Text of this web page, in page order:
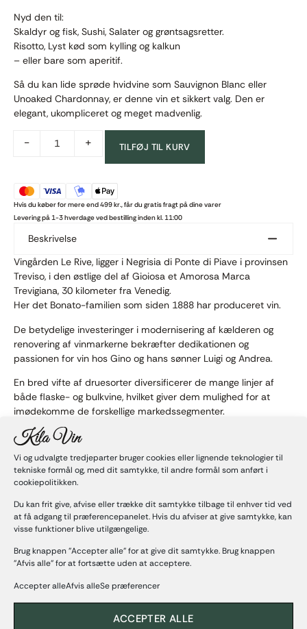
Vi og udvalgte tredjeparter bruger cookies eller lignende teknologier til
tekniske formål og, med dit samtykke, til andre formål som anført i
cookiepolitikken.
Du kan frit give, afvise eller trække dit samtykke tilbage til enhver tid ved
at få adgang til præferencepanelet. Hvis du afviser at give samtykke, kan
visse funktioner blive utilgængelige.
Brug knappen "Accepter alle" for at give dit samtykke. Brug knappen
"Afvis alle" for at fortsætte uden at acceptere.
Accepter alleAfvis alleSe præferencer
ACCEPTER ALLE
Nyd den til:
Skaldyr og fisk, Sushi, Salater og grøntsagsretter.
Risotto, Lyst kød som kylling og kalkun
– eller bare som aperitif.
Så du kan lide sprøde hvidvine som Sauvignon Blanc eller
Unoaked Chardonnay, er denne vin et sikkert valg. Den er
elegant, ukompliceret og meget madvenlig.
- + TILFØJ TIL KURV
Hvis du køber for mere end 499 kr., får du gratis fragt på dine varer
Levering på 1-3 hverdage ved bestilling inden kl. 11:00
Beskrivelse
Vingården Le Rive, ligger i Negrisia di Ponte di Piave i provinsen
Treviso, i den østlige del af Gioiosa et Amorosa Marca
Trevigiana, 30 kilometer fra Venedig.
Her det Bonato-familien som siden 1888 har produceret vin.
De betydelige investeringer i modernisering af kælderen og
renovering af vinmarkerne bekræfter dedikationen og
passionen for vin hos Gino og hans sønner Luigi og Andrea.
En bred vifte af druesorter diversificerer de mange linjer af
både flaske- og bulkvine, hvilket giver dem mulighed for at
imødekomme de forskellige markedssegmenter.
Alle vinmarker drives med træningssystemer med begrænset
udvikling og lav knopbelastning med en produktion pr. enkelt
plante på 1-3 kg, der følger kriterierne for integreret
produktions plantesundhedsbeskyttelse.
Minimal gødskning, computerstyret drypvanding, hvor det er
nødvendigt, forårsbeskæring og en fuldt mekaniseret høst giver
dem mulighed for hurtigt at høste og levere et produkt til
kælderen med det rette modningsniveau og ved en ideel
temperatur, selv ved høst om natten, under de bedste
beholdere.
Vingården råder ialt over ca. 300 hektar landbrugsjord i